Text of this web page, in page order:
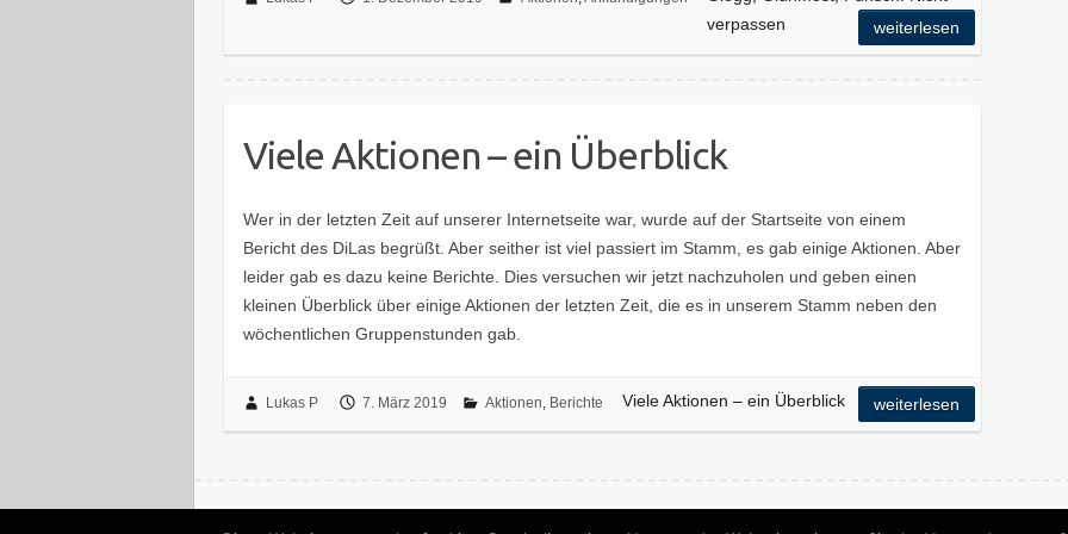
verpassen
weiterlesen
Viele Aktionen – ein Überblick
Wer in der letzten Zeit auf unserer Internetseite war, wurde auf der Startseite von einem
Bericht des DiLas begrüßt. Aber seither ist viel passiert im Stamm, es gab einige Aktionen. Aber
leider gab es dazu keine Berichte. Dies versuchen wir jetzt nachzuholen und geben einen
kleinen Überblick über einige Aktionen der letzten Zeit, die es in unserem Stamm neben den
wöchentlichen Gruppenstunden gab.
Lukas P 7. März 2019 Aktionen, Berichte Viele Aktionen – ein Überblick weiterlesen